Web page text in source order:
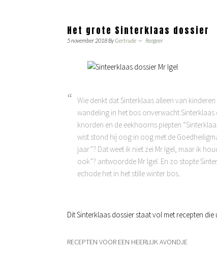
Het grote Sinterklaas dossier
5 november 2018ByGertrude Reageer
Wie denkt dat Sinterklaas alleen van
wandeling in het bos onverwacht
knorden en de eekhoorns piepten
wist stond hij oog in oog met de
jaar”? Dat weet ik niet zei Mr Igel, maar ik
ook”? antwoordde Mr Igel. En zo stopte
echode het in het stille winter bos..
Dit Sinterklaas dossier staat vol met recepten
RECEPTEN VOOR EEN HEERLIJK AVONDJE